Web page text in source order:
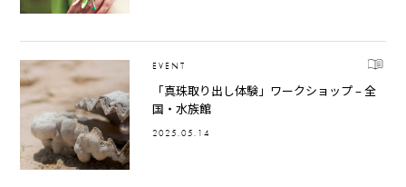
EVENT
「真珠取り出し体験」ワークショップ – 全
国・水族館
2025.05.14